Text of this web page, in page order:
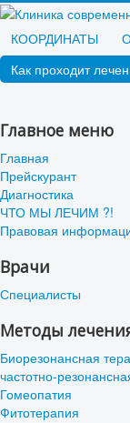
КООРДИНАТЫ
Как проходит
Главное меню
Главная
Прейскурант
Диагностика
ЧТО МЫ ЛЕЧИМ ?!
Правовая
Врачи
Специалисты
Методы
Биорезонансная
частотно-
Гомеопатия
Фитотерапия